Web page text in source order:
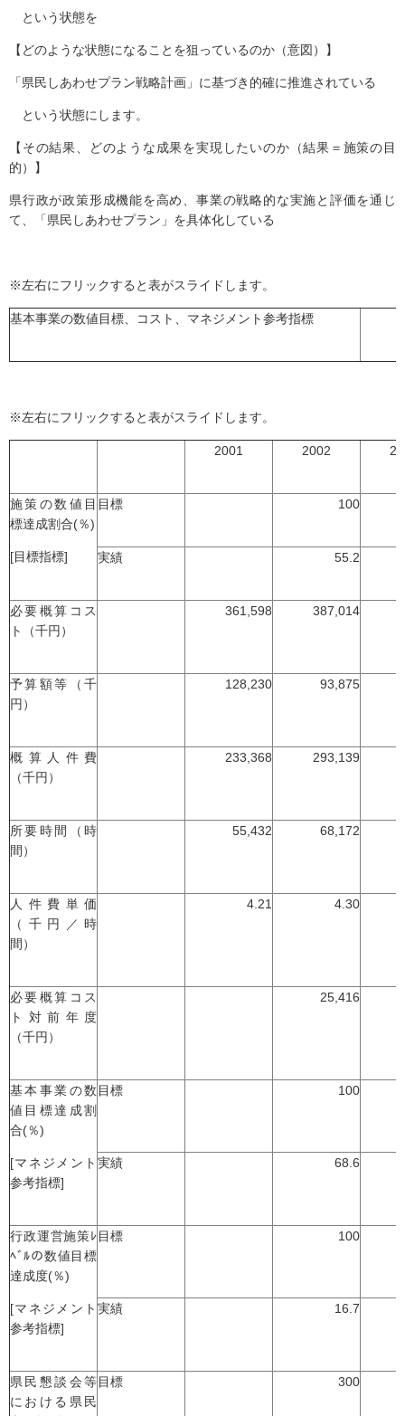
という状態を
【どのような状態になることを狙っているのか（意図）】
「県民しあわせプラン戦略計画」に基づき的確に推進されている
という状態にします。
【その結果、どのような成果を実現したいのか（結果＝施策の目
的）】
県行政が政策形成機能を高め、事業の戦略的な実施と評価を通じ
て、「県民しあわせプラン」を具体化している
※左右にフリックすると表がスライドします。
基本事業の数値目標、コスト、マネジメント参考指標
※左右にフリックすると表がスライドします。
2001 2002
施策の数値目
標達成割合(％)
[目標指標]
目標 100
実績 55.2
必要概算コス
ト（千円）
361,598 387,014
予算額等（千
円）
128,230 93,875
概算人件費
（千円）
233,368 293,139
所要時間（時
間）
55,432 68,172
人件費単価
（千円／時
間）
4.21 4.30
必要概算コス
ト対前年度
（千円）
25,416
基本事業の数
値目標達成割
合(％)
[マネジメント
参考指標]
目標 100
実績 68.6
行政運営施策ﾚ
ﾍﾞﾙの数値目標
達成度(％)
[マネジメント
参考指標]
目標 100
実績 16.7
県民懇談会等
における県民
目標 300